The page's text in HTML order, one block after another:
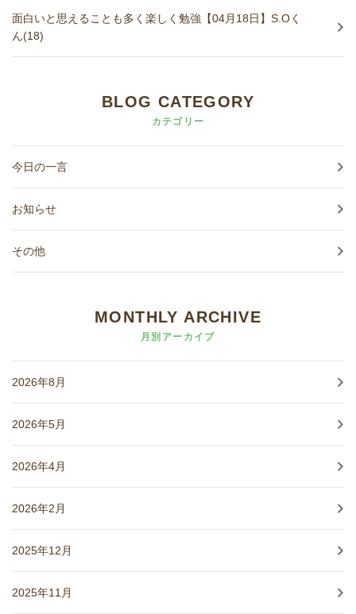
面白いと思えることも多く楽しく勉強【04月18日】S.Oく
ん(18)
BLOG CATEGORY
カテゴリー
今日の一言
お知らせ
その他
MONTHLY ARCHIVE
月別アーカイブ
2026年8月
2026年5月
2026年4月
2026年2月
2025年12月
2025年11月